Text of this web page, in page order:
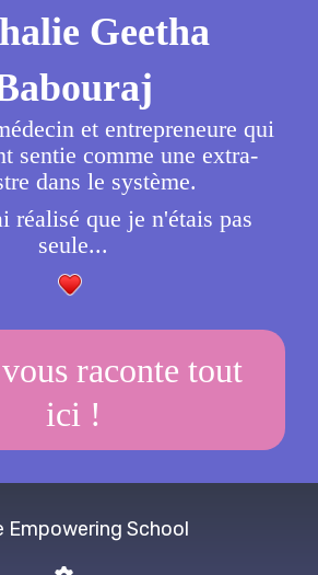
Geetha
et entrepreneure qui
sentie comme une extra-
dans le système.
réalisé que je n'étais pas
seule...
raconte tout
ici !
Empowering School